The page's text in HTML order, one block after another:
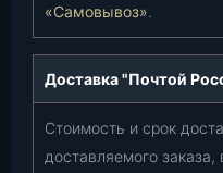
«Самовывоз».
Доставка "Почтой
Стоимость и срок
доставляемого